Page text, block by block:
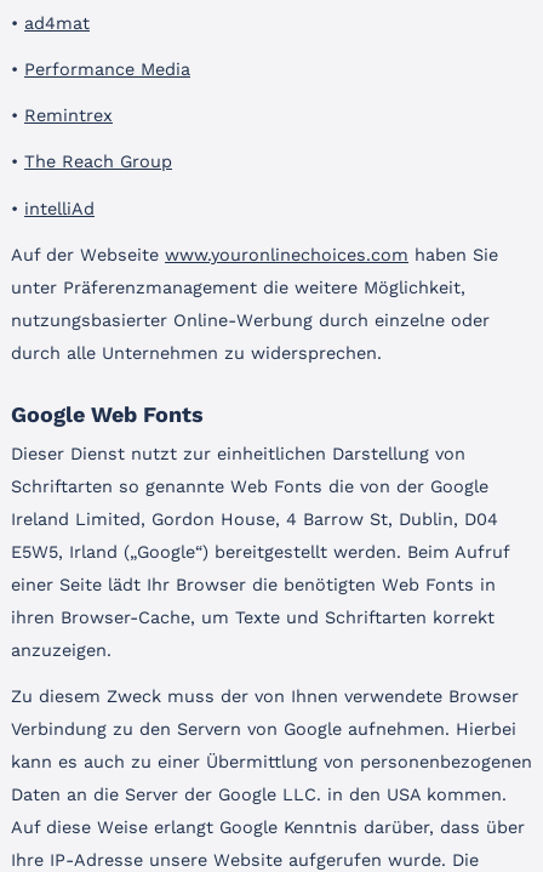
• ad4mat
• Performance Media
• Remintrex
• The Reach Group
• intelliAd
Auf der Webseite www.youronlinechoices.com haben Sie
unter Präferenzmanagement die weitere Möglichkeit,
nutzungsbasierter Online-Werbung durch einzelne oder
durch alle Unternehmen zu widersprechen.
Google Web Fonts
Dieser Dienst nutzt zur einheitlichen Darstellung von
Schriftarten so genannte Web Fonts die von der Google
Ireland Limited, Gordon House, 4 Barrow St, Dublin, D04
E5W5, Irland („Google“) bereitgestellt werden. Beim Aufruf
einer Seite lädt Ihr Browser die benötigten Web Fonts in
ihren Browser-Cache, um Texte und Schriftarten korrekt
anzuzeigen.
Zu diesem Zweck muss der von Ihnen verwendete Browser
Verbindung zu den Servern von Google aufnehmen. Hierbei
kann es auch zu einer Übermittlung von personenbezogenen
Daten an die Server der Google LLC. in den USA kommen.
Auf diese Weise erlangt Google Kenntnis darüber, dass über
Ihre IP-Adresse unsere Website aufgerufen wurde. Die